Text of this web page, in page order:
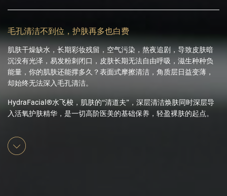
毛孔清洁不到位，护肤再多也白费
肌肤干燥缺水，长期彩妆残留，空气污染，熬夜追剧，导致皮肤暗
沉没有光泽，易发粉刺闭口，皮肤长期无法自由呼吸，滋生种种负
能量，你的肌肤还能撑多久？表面式摩擦清洁，角质层日益变薄，
却始终无法深入毛孔清洁。
HydraFacial®水飞梭 ，肌肤的“清道夫”，深层清洁焕肤同时深层导
入活氧护肤精华，是一切高阶医美的基础保养，轻盈裸肤的起点。